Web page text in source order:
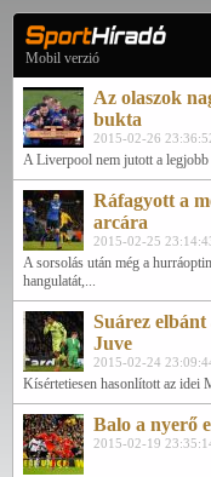
Mobil verzió
Az olaszok
bukta
2015-02-26
A Liverpool nem jutott a legjobb
Ráfagyott a
arcára
2015-02-25
A sorsolás után még a
hangulatát,...
Suárez
Juve
2015-02-24
Kísértetiesen hasonlított az idei
Balo a nyerő
2015-02-19